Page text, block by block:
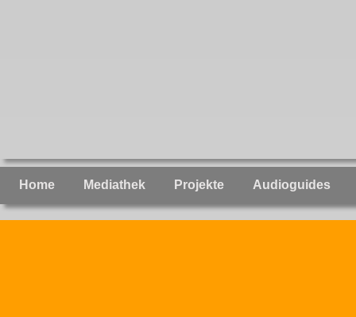
Home Mediathek Projekte Audioguides